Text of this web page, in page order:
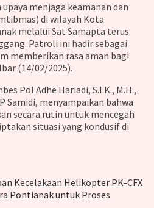
upaya menjaga keamanan dan
di wilayah Kota
melalui Sat Samapta terus
Patroli ini hadir sebagai
memberikan rasa aman bagi
(14/02/2025).
Pol Adhe Hariadi, S.I.K., M.H.,
Samidi, menyampaikan bahwa
secara rutin untuk mencegah
situasi yang kondusif di
Kecelakaan Helikopter PK-CFX
Pontianak untuk Proses